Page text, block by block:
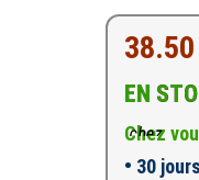
38.50
EN
Chez
• 30